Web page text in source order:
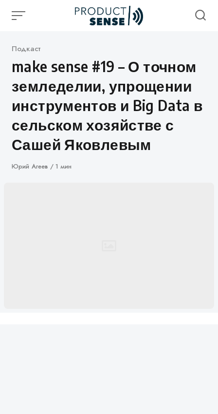
Категория
Подкаст
make sense #19 – О точном
земледелии, упрощении
инструментов и Big Data в
сельском хозяйстве с
Сашей Яковлевым
Автор
Юрий Агеев 1 мин